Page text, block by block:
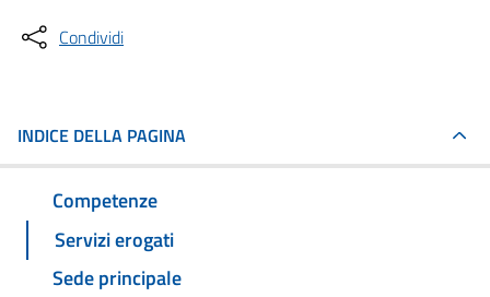
Condividi
INDICE DELLA PAGINA
Competenze
Servizi erogati
Sede principale